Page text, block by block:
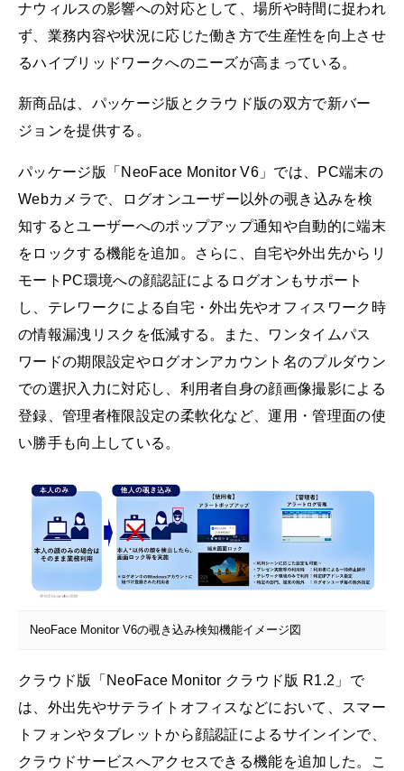
ナウィルスの影響への対応として、場所や時間に捉われ
ず、業務内容や状況に応じた働き方で生産性を向上させ
るハイブリッドワークへのニーズが高まっている。
新商品は、パッケージ版とクラウド版の双方で新バー
ジョンを提供する。
パッケージ版「NeoFace Monitor V6」では、PC端末の
Webカメラで、ログオンユーザー以外の覗き込みを検
知するとユーザーへのポップアップ通知や自動的に端末
をロックする機能を追加。さらに、自宅や外出先からリ
モートPC環境への顔認証によるログオンもサポート
し、テレワークによる自宅・外出先やオフィスワーク時
の情報漏洩リスクを低減する。また、ワンタイムパス
ワードの期限設定やログオンアカウント名のプルダウン
での選択入力に対応し、利用者自身の顔画像撮影による
登録、管理者権限設定の柔軟化など、運用・管理面の使
い勝手も向上している。
NeoFace Monitor V6の覗き込み検知機能イメージ図
クラウド版「NeoFace Monitor クラウド版 R1.2」で
は、外出先やサテライトオフィスなどにおいて、スマー
トフォンやタブレットから顔認証によるサインインで、
クラウドサービスへアクセスできる機能を追加した。こ